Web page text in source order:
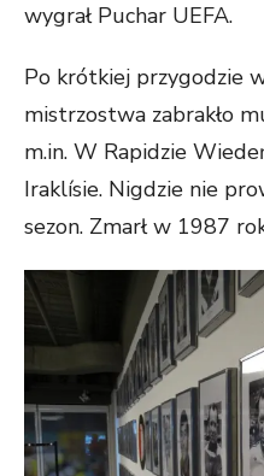
wygrał Puchar UEFA.
Po krótkiej przygodzie
mistrzostwa zabrakło
m.in. W Rapidzie
Iraklísie. Nigdzie nie
sezon. Zmarł w 1987